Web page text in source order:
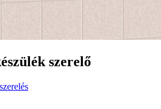
szerelő